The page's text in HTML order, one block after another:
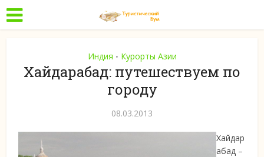
Индия • Курорты Азии
Хайдарабад: путешествуем по
городу
08.03.2013
Хайдар
абад –